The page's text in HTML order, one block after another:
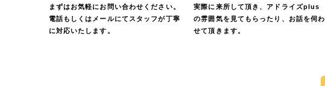
まずはお気軽にお問い合わせください。
電話もしくはメールにてスタッフが丁寧
に対応いたします。
実際に来所して頂き、アドライズplus
の雰囲気を見てもらったり、お話を伺わ
せて頂きます。